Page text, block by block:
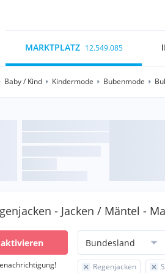
MARKTPLATZ 12.549.085
Baby / Kind Kindermode Bubenmode
- Jacken / Mäntel -
Bundesland
Regenjacken